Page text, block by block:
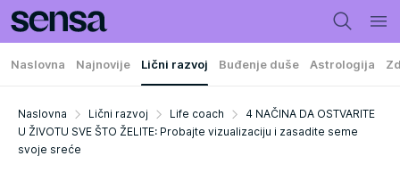
Naslovna Najnovije Lični razvoj Buđenje duše Astrologija
Naslovna Lični razvoj Life coach
4 NAČINA DA OSTVARITE
U ŽIVOTU SVE ŠTO ŽELITE: Probajte vizualizaciju i zasadite seme
svoje sreće